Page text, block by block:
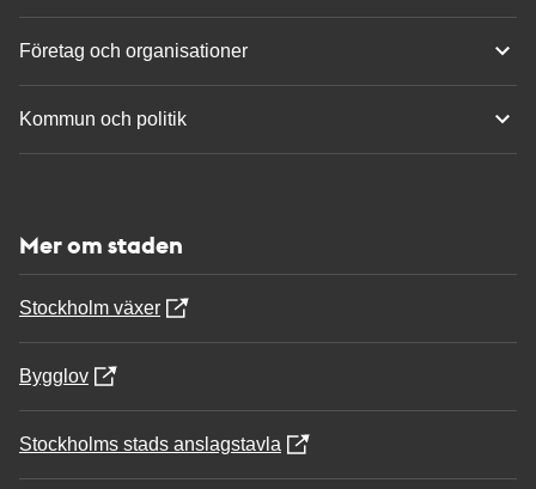
Företag och organisationer
Kommun och politik
Mer om staden
Stockholm växer
Bygglov
Stockholms stads anslagstavla